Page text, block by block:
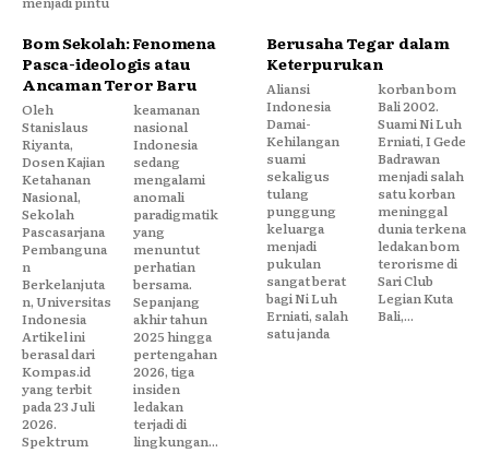
Bom Sekolah: Fenomena
Pasca-ideologis atau
Ancaman Teror Baru
Oleh
Stanislaus
Riyanta,
Dosen Kajian
Ketahanan
Nasional,
Sekolah
Pascasarjana
Pembanguna
n
Berkelanjuta
n, Universitas
Indonesia
Artikel ini
berasal dari
Kompas.id
yang terbit
pada 23 Juli
2026.
Spektrum
keamanan
nasional
Indonesia
sedang
mengalami
anomali
paradigmatik
yang
menuntut
perhatian
bersama.
Sepanjang
akhir tahun
2025 hingga
pertengahan
2026, tiga
insiden
ledakan
terjadi di
lingkungan...
Berusaha Tegar dalam
Keterpurukan
Aliansi
Indonesia
Damai-
Kehilangan
suami
sekaligus
tulang
punggung
keluarga
menjadi
pukulan
sangat berat
bagi Ni Luh
Erniati, salah
satu janda
korban bom
Bali 2002.
Suami Ni Luh
Erniati, I Gede
Badrawan
menjadi salah
satu korban
meninggal
dunia terkena
ledakan bom
terorisme di
Sari Club
Legian Kuta
Bali,...